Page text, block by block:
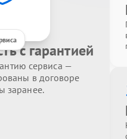
с гарантией
сервиса —
в договоре
заранее.